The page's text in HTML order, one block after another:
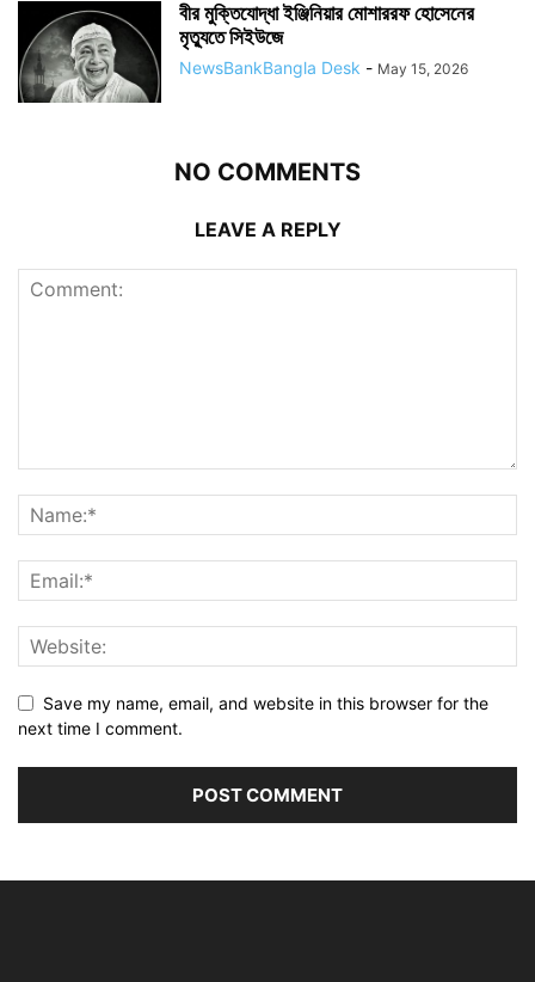
বীর মুক্তিযোদ্ধা ইঞ্জিনিয়ার মোশাররফ হোসেনের
মৃত্যুতে সিইউজে
NewsBankBangla Desk - May 15, 2026
NO COMMENTS
LEAVE A REPLY
Save my name, email, and website in this browser for the
next time I comment.